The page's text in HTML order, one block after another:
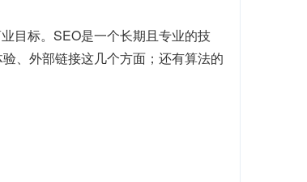
目标。SEO是一个长期且专业的技
、外部链接这几个方面；还有算法的